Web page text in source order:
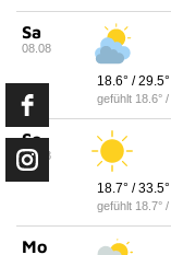
Sa
08.08
18.6° /29.5°
gefühlt 18.6° /
So
09.08
18.7° /33.5°
gefühlt 18.7° /
Mo